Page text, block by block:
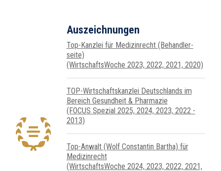
Auszeichnungen
Top-Kanzlei für Medizin­recht (Behand­ler­
seite)
(WirtschaftsWoche 2023, 2022, 2021, 2020)
TOP-Wirtschafts­kanzlei Deutsch­lands im
Bereich Gesundheit & Pharmazie
(FOCUS Spezial 2025, 2024, 2023, 2022 -
2013)
Top-Anwalt (Wolf Constantin Bartha) für
Medizinrecht
(WirtschaftsWoche 2024, 2023, 2022, 2021,